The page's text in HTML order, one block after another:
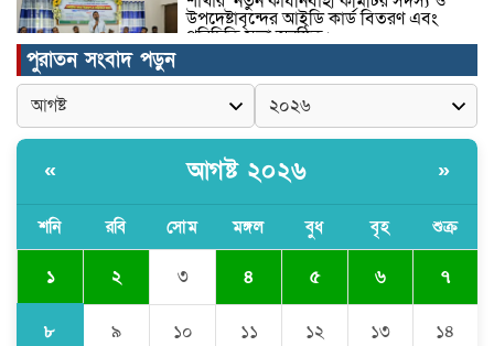
উপদেষ্টাবৃন্দের আইডি কার্ড বিতরণ এবং
পরিচিতি সভা অনুষ্ঠিত।
পত্নীতলা থানা পুলিশের মাদকবিরোধী
অভিযানে আটক ১
বৈষম্য-সন্ত্রাসী-চাঁদাবাজি-দলীয়করণ করতেই
অধ্যক্ষ নজরুল ইসলাম
ঠাকুরগাঁওয়ে ইজিবাইক চোরচক্রের ৩ সদস্য
গ্রেপ্তার, বিপুল পরিমাণ যন্ত্রাংশ উদ্ধার ‎
পুরাতন সংবাদ পড়ুন
« আগষ্ট ২০২৬ »
শনি রবি সোম মঙ্গল বুধ বৃহ শুক্র
১ ২ ৩ ৪ ৫ ৬ ৭
৮ ৯ ১০ ১১ ১২ ১৩ ১৪